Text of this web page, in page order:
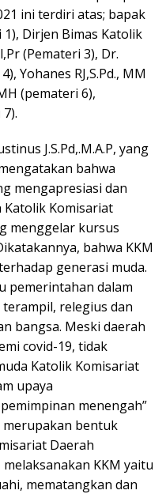
ini terdiri atas; bapak
1), Dirjen Bimas Katolik
(Pemateri 3), Dr.
Yohanes RJ,S.Pd., MM
(pemateri 6),
J.S.Pd,.M.A.P, yang
bahwa
mengapresiasi dan
Katolik Komisariat
menggelar kursus
bahwa KKM
generasi muda.
pemerintahan dalam
relegius dan
bangsa. Meski daerah
covid-19, tidak
Katolik Komisariat
upaya
menengah”
merupakan bentuk
Daerah
KKM yaitu
mematangkan dan